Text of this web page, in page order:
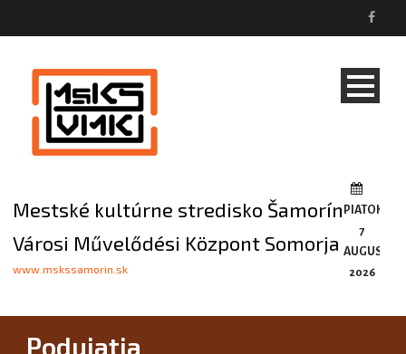
Mestské kultúrne stredisko Šamorín
Városi Művelődési Központ Somorja
www.mskssamorin.sk
PIATOK,
7
AUGUSTA,
2026
Podujatia